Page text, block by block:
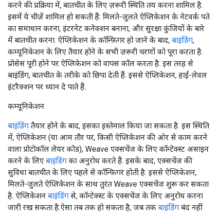
करने की प्रक्रिया में, बातचीत के लिए ज़रूरी स्थिति तय करना शामिल है.
इसमें ये चीज़ें शामिल हो सकती हैं: मिलते-जुलते ऐप्लिकेशन के नेटवर्क पते
का समाधान करना, इंटरनेट कनेक्शन बनाना, और सुरक्षा कुंजियों के बारे
में बातचीत करना. ऐप्लिकेशन के कॉन्फ़िगर हो जाने के बाद, बाइंडिंग,
कम्यूनिकेशन के लिए तैयार होने के सभी ज़रूरी चरणों को पूरा करता है.
प्रोसेस पूरी होने पर ऐप्लिकेशन को वापस कॉल करता है. इस तरह से
बाइंडिंग, बातचीत के तरीके को छिपा देती हैं. इससे ऐप्लिकेशन, हाई-लेवल
इंटरैक्शन पर ध्यान दे पाते हैं.
कम्यूनिकेशन
बाइंडिंग तैयार होने के बाद, इसका इस्तेमाल किया जा सकता है. इस स्थिति
में, ऐप्लिकेशन (या आम तौर पर, किसी ऐप्लिकेशन की ओर से काम करने
वाला प्रोटोकॉल लेयर कोड), Weave एक्सचेंज के लिए कॉन्टेक्स्ट असाइन
करने के लिए बाइंडिंग का अनुरोध करते हैं. इसके बाद, एक्सचेंज की
सुविधा बातचीत के लिए पहले से कॉन्फ़िगर होती है. इससे ऐप्लिकेशन,
मिलते-जुलते ऐप्लिकेशन के साथ तुरंत Weave एक्सचेंज शुरू कर सकता
है. ऐप्लिकेशन बाइंडिंग से, कॉन्टेक्स्ट के एक्सचेंज के लिए अनुरोध करना
जारी रख सकता है.ऐसा तब तक हो सकता है, जब तक बाइंडिंग बंद नहीं